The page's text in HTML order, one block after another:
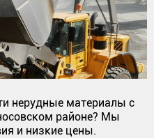
нерудные материалы с
районе? Мы
и низкие цены.